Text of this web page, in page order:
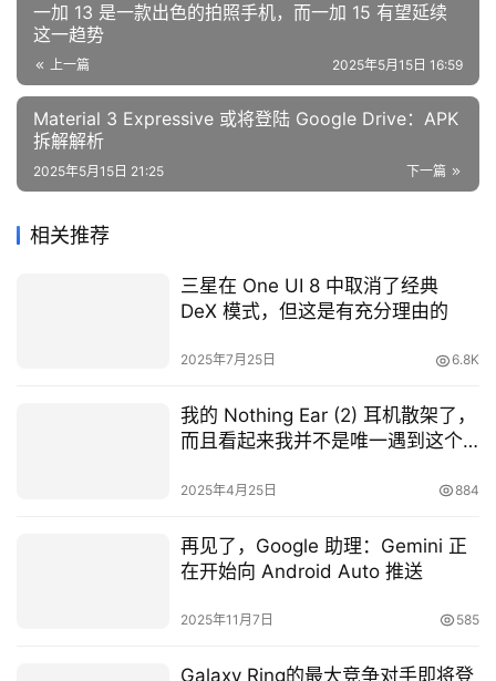
一加 13 是一款出色的拍照手机，而一加 15 有望延续
这一趋势
上一篇 2025年5月15日 16:59
Material 3 Expressive 或将登陆 Google Drive：APK
拆解解析
下一篇
2025年5月15日 21:25
相关推荐
三星在 One UI 8 中取消了经典
DeX 模式，但这是有充分理由的
2025年7月25日 6.8K
我的 Nothing Ear (2) 耳机散架了，
而且看起来我并不是唯一遇到这个
2025年4月25日 884
再见了，Google 助理：Gemini 正
在开始向 Android Auto 推送
2025年11月7日 585
Galaxy Ring的最大竞争对手即将登